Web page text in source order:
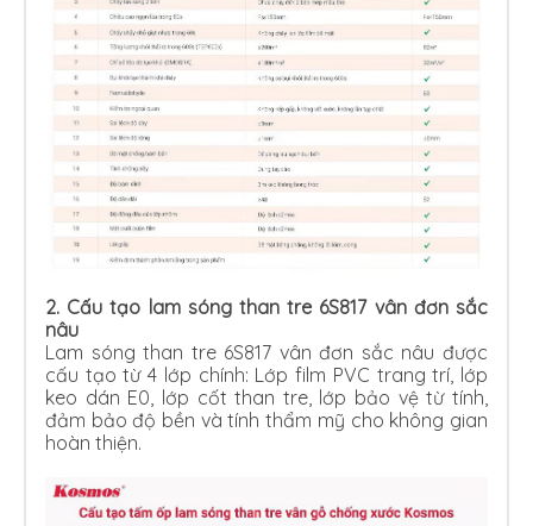
2. Cấu tạo lam sóng than tre 6S817 vân đơn sắc
nâu
Lam sóng than tre 6S817 vân đơn sắc nâu được
cấu tạo từ 4 lớp chính: Lớp film PVC trang trí, lớp
keo dán E0, lớp cốt than tre, lớp bảo vệ từ tính,
đảm bảo độ bền và tính thẩm mỹ cho không gian
hoàn thiện.